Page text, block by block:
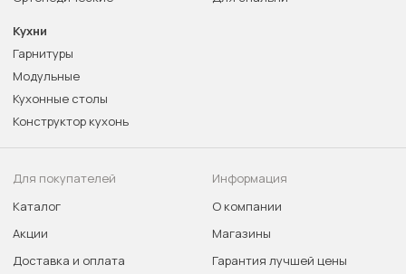
Кухни
Гарнитуры
Модульные
Кухонные столы
Конструктор кухонь
Для покупателей
Каталог
Акции
Доставка и оплата
Информация
О компании
Магазины
Гарантия лучшей цены